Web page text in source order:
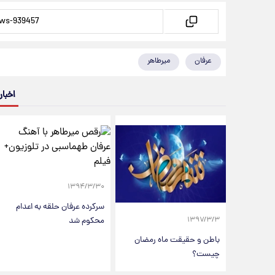
عرفان میرطاهر
۱۳۹۷/۳/۳
باطن و حقیقت ماه رمضان
چیست؟
۱۳۹۴/۳/۳۰
سرکرده عرفان حلقه به اعدام
محکوم شد